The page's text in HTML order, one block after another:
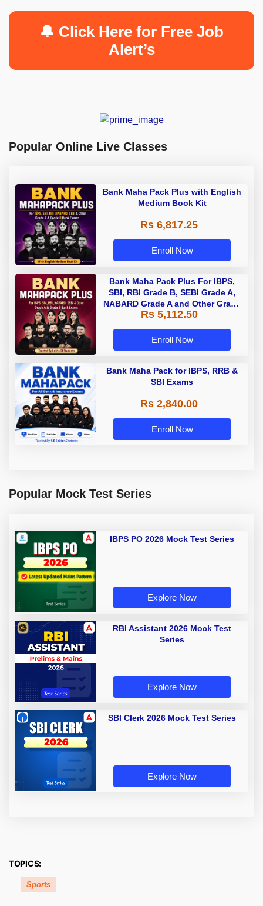
🔔 Click Here for Free Job
Alert’s
Popular Online Live Classes
Bank Maha Pack Plus with English
Medium Book Kit
Rs 6,817.25
Enroll Now
Bank Maha Pack Plus For IBPS,
SBI, RBI Grade B, SEBI Grade A,
NABARD Grade A and Other Grade
A & Grade B Bank Exams
Rs 5,112.50
Enroll Now
Bank Maha Pack for IBPS, RRB &
SBI Exams
Rs 2,840.00
Enroll Now
Popular Mock Test Series
IBPS PO 2026 Mock Test Series
Explore Now
RBI Assistant 2026 Mock Test
Series
Explore Now
SBI Clerk 2026 Mock Test Series
Explore Now
TOPICS:
Sports